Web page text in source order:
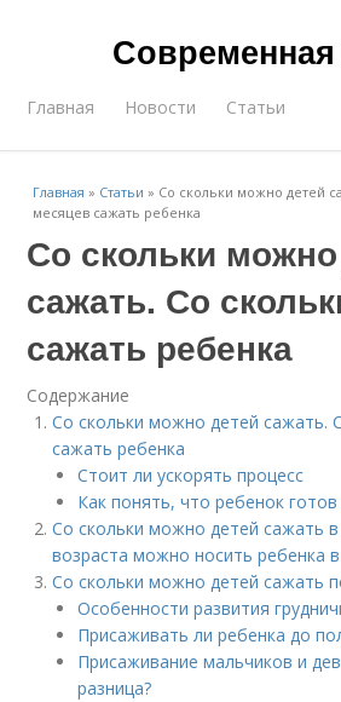
Главная Новости Статьи
Главная » Статьи » Со скольки можно детей
месяцев сажать ребенка
Со скольки
сажать. Со
сажать ребенка
Содержание
Со скольки можно детей сажать.
сажать ребенка
Стоит ли ускорять процесс
Как понять, что ребенок готов
Со скольки можно детей сажать в
возраста можно носить ребенка в
Со скольки можно детей сажать
Особенности развития
Присаживать ли ребенка до
Присаживание мальчиков и
разница?